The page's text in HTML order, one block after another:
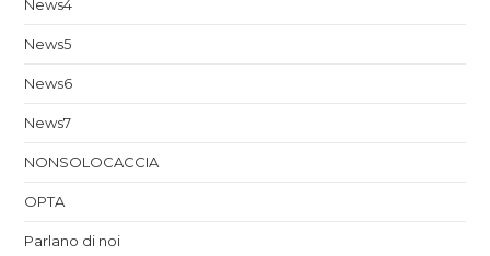
News4
News5
News6
News7
NONSOLOCACCIA
OPTA
Parlano di noi